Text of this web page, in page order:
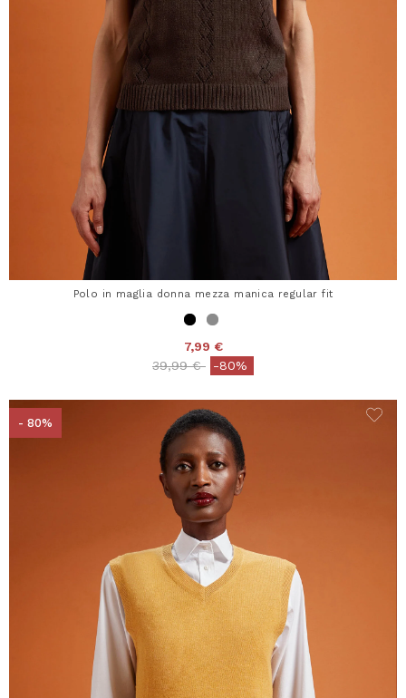
Polo in maglia donna mezza manica regular fit
7,99 €
Price reduced from
39,99 €to-80%
- 80%